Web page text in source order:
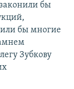
бы
бы многие
Зубкову